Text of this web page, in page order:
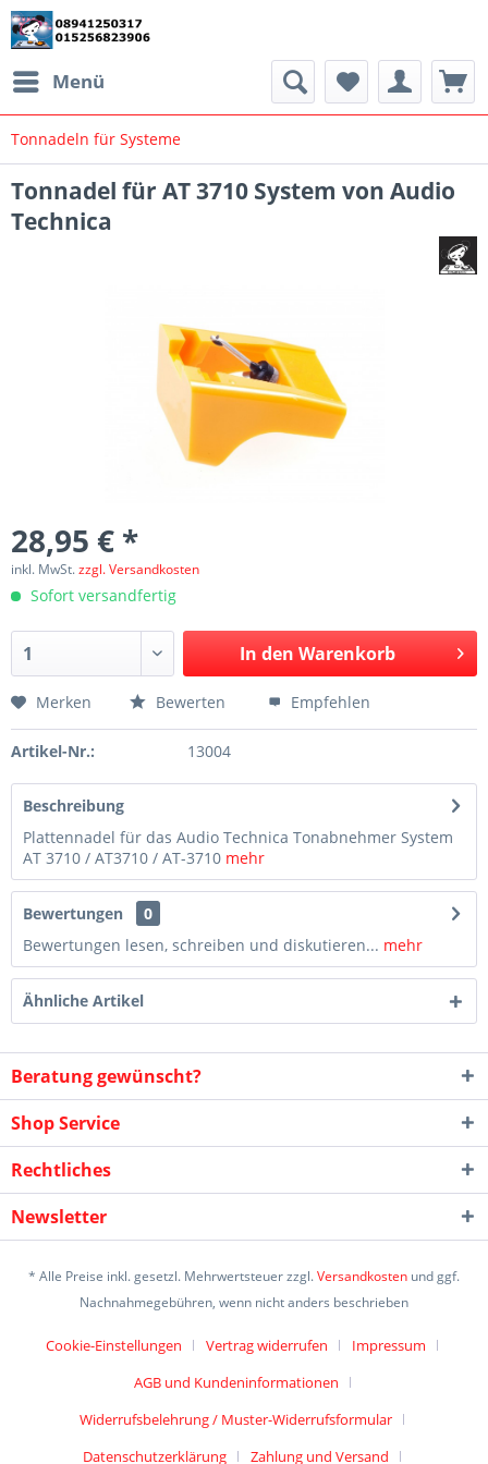
Menü
Tonnadeln für Systeme
Tonnadel für AT 3710 System von Audio
Technica
28,95 € *
inkl. MwSt.zzgl. Versandkosten
Sofort versandfertig
In den Warenkorb
Merken Bewerten Empfehlen
Artikel-Nr.: 13004
Beschreibung
Plattennadel für das Audio Technica Tonabnehmer System
AT 3710 / AT3710 / AT-3710 mehr
Bewertungen
0
Bewertungen lesen, schreiben und diskutieren... mehr
Ähnliche Artikel
Beratung gewünscht?
Shop Service
Rechtliches
Newsletter
* Alle Preise inkl. gesetzl. Mehrwertsteuer zzgl.Versandkosten und ggf.
Nachnahmegebühren, wenn nicht anders beschrieben
Cookie-Einstellungen Vertrag widerrufen
Impressum
AGB und Kundeninformationen
Widerrufsbelehrung / Muster-Widerrufsformular
Datenschutzerklärung
Zahlung und Versand